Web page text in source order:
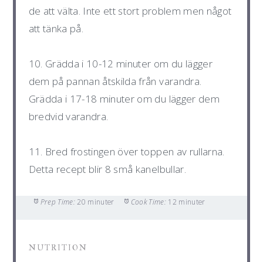
de att välta. Inte ett stort problem men något
att tänka på.
10. Grädda i 10-12 minuter om du lägger
dem på pannan åtskilda från varandra.
Grädda i 17-18 minuter om du lägger dem
bredvid varandra.
11. Bred frostingen över toppen av rullarna.
Detta recept blir 8 små kanelbullar.
Prep Time: 20 minuter Cook Time: 12 minuter
NUTRITION